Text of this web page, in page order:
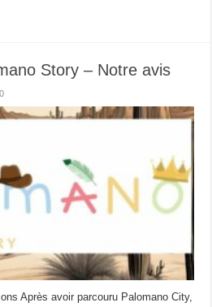
Story – Notre avis
0
Après avoir parcouru Palomano City,